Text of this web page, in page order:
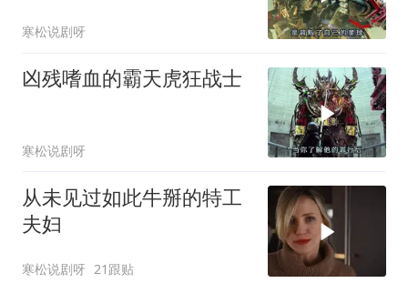
寒松说剧呀
凶残嗜血的霸天虎狂战士
寒松说剧呀
从未见过如此牛掰的特工
夫妇
寒松说剧呀 21跟贴